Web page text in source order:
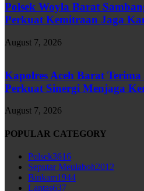
Polsek Woyla Barat
Perkuat Kemitraan Jaga
August 7, 2026
Kapolres Aceh Barat
Perkuat Sinergi Menjaga
August 7, 2026
POPULAR CATEGORY
Polsek3616
Seputar Meulaboh2012
Binkam1944
Lantas637